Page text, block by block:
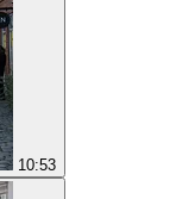
10:53